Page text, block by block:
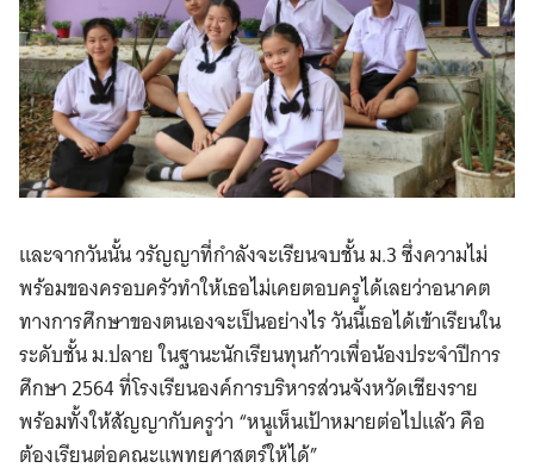
และจากวันนั้น วรัญญาที่กำลังจะเรียนจบชั้น ม.3 ซึ่งความไม่
พร้อมของครอบครัวทำให้เธอไม่เคยตอบครูได้เลยว่าอนาคต
ทางการศึกษาของตนเองจะเป็นอย่างไร วันนี้เธอได้เข้าเรียนใน
ระดับชั้น ม.ปลาย ในฐานะนักเรียนทุนก้าวเพื่อน้องประจำปีการ
ศึกษา 2564 ที่โรงเรียนองค์การบริหารส่วนจังหวัดเชียงราย
พร้อมทั้งให้สัญญากับครูว่า “หนูเห็นเป้าหมายต่อไปแล้ว คือ
ต้องเรียนต่อคณะแพทยศาสตร์ให้ได้”